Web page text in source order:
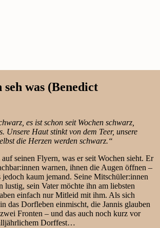
was (Benedict
es ist schon seit Wochen schwarz,
Unsere Haut stinkt von dem Teer, unsere
die Herzen werden schwarz.“
auf seinen Flyern, was er seit Wochen sieht. Er
warnen, ihnen die Augen öffnen –
jedoch kaum jemand. Seine Mitschüler:innen
lustig, sein Vater möchte ihn am liebsten
einfach nur Mitleid mit ihm. Als sich
das Dorfleben einmischt, die Jannis glauben
Fronten – und das auch noch kurz vor
Dorffest…